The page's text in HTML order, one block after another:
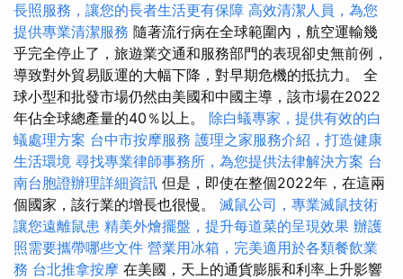
長照服務，讓您的長者生活更有保障 高效清潔人員，為您
提供專業清潔服務 隨著流行病在全球範圍內，航空運輸幾
乎完全停止了，旅遊業交通和服務部門的表現卻史無前例，
導致對外貿易販運的大幅下降，對早期危機的抵抗力。 全
球小型和批發市場仍然由美國和中國主導，該市場在2022
年佔全球總產量的40％以上。 除白蟻專家，提供有效的白
蟻處理方案 台中市按摩服務 護理之家服務介紹，打造健康
生活環境 尋找專業律師事務所，為您提供法律解決方案 台
南台胞證辦理詳細資訊 但是，即使在整個2022年，在這兩
個國家，該行業的增長也很慢。 滅鼠公司，專業滅鼠技術
讓您遠離鼠患 精美外燴擺盤，提升每道菜的呈現效果 辦護
照需要攜帶哪些文件 營業用冰箱，完美適用於各類餐飲業
務 台北推拿按摩 在美國，天上的通貨膨脹和利率上升影響